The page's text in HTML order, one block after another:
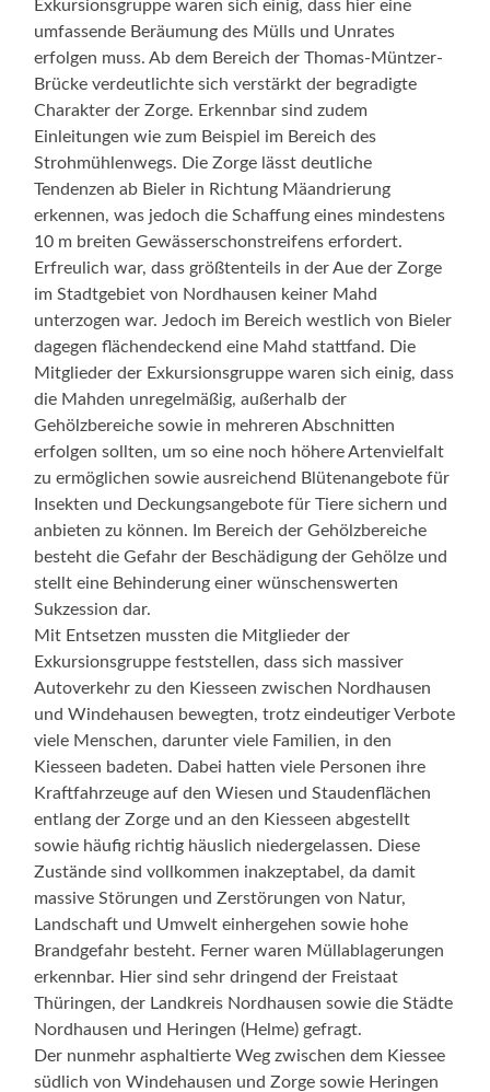
Exkursionsgruppe waren sich einig, dass hier eine
umfassende Beräumung des Mülls und Unrates
erfolgen muss. Ab dem Bereich der Thomas-Müntzer-
Brücke verdeutlichte sich verstärkt der begradigte
Charakter der Zorge. Erkennbar sind zudem
Einleitungen wie zum Beispiel im Bereich des
Strohmühlenwegs. Die Zorge lässt deutliche
Tendenzen ab Bieler in Richtung Mäandrierung
erkennen, was jedoch die Schaffung eines mindestens
10 m breiten Gewässerschonstreifens erfordert.
Erfreulich war, dass größtenteils in der Aue der Zorge
im Stadtgebiet von Nordhausen keiner Mahd
unterzogen war. Jedoch im Bereich westlich von Bieler
dagegen flächendeckend eine Mahd stattfand. Die
Mitglieder der Exkursionsgruppe waren sich einig, dass
die Mahden unregelmäßig, außerhalb der
Gehölzbereiche sowie in mehreren Abschnitten
erfolgen sollten, um so eine noch höhere Artenvielfalt
zu ermöglichen sowie ausreichend Blütenangebote für
Insekten und Deckungsangebote für Tiere sichern und
anbieten zu können. Im Bereich der Gehölzbereiche
besteht die Gefahr der Beschädigung der Gehölze und
stellt eine Behinderung einer wünschenswerten
Sukzession dar.
Mit Entsetzen mussten die Mitglieder der
Exkursionsgruppe feststellen, dass sich massiver
Autoverkehr zu den Kiesseen zwischen Nordhausen
und Windehausen bewegten, trotz eindeutiger Verbote
viele Menschen, darunter viele Familien, in den
Kiesseen badeten. Dabei hatten viele Personen ihre
Kraftfahrzeuge auf den Wiesen und Staudenflächen
entlang der Zorge und an den Kiesseen abgestellt
sowie häufig richtig häuslich niedergelassen. Diese
Zustände sind vollkommen inakzeptabel, da damit
massive Störungen und Zerstörungen von Natur,
Landschaft und Umwelt einhergehen sowie hohe
Brandgefahr besteht. Ferner waren Müllablagerungen
erkennbar. Hier sind sehr dringend der Freistaat
Thüringen, der Landkreis Nordhausen sowie die Städte
Nordhausen und Heringen (Helme) gefragt.
Der nunmehr asphaltierte Weg zwischen dem Kiessee
südlich von Windehausen und Zorge sowie Heringen